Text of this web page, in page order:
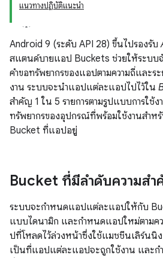
แนวทางปฏิบัติแนะนำ
Android 9 (ระดับ API 28) ขึ้นไปรองรับ
สแตนด์บายแอป Buckets ช่วยให้ระบบ
คำขอทรัพยากรของแอปตามความถี่และร
งาน ระบบจะนำแอปแต่ละแอปไปไว้ใน
สำคัญ 1 ใน 5 รายการตามรูปแบบการใช้
ทรัพยากรของอุปกรณ์ที่พร้อมใช้งานสำ
Bucket ที่แอปอยู่
Bucket ที่มีลำดับความส
ระบบจะกำหนดแอปแต่ละแอปให้กับ
แบบไดนามิก และกำหนดแอปใหม่ตามค
ปที่โหลดไว้ล่วงหน้าซึ่งใช้แมชชีนเลิร์นนิ
เป็นที่แอปแต่ละแอปจะถูกใช้งาน และ